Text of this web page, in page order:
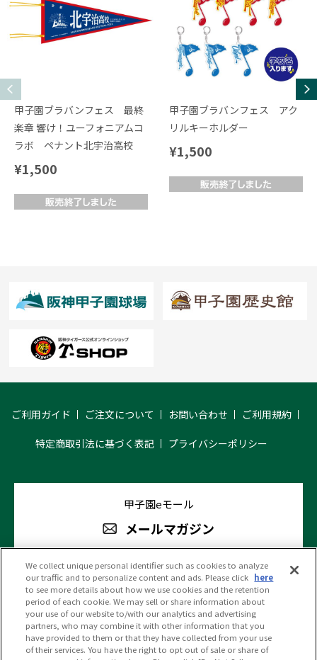
甲子園ブラバンフェス 最終
楽章 響け！ユーフォニアムコ
ラボ ペナント北宇治高校
¥1,500
甲子園ブラバンフェス アク
リルキーホルダー
¥1,500
ご利用ガイド ご注文について お問い合わせ ご利用規約
特定商取引法に基づく表記 プライバシーポリシー
甲子園eモール
メールマガジン
阪神甲子園球場 公式SNS
We collect unique personal identifier such as cookies to analyze
our traffic and to personalize content and ads. Please click here
to see more details about how we use cookies and the retention
period of each cookie. We may sell or share information about
your use of our website to/with our analytics and advertising
partners, who may combine it with other information that you
have provided to them or that they have collected from your use
of their services. You have the right to opt out of sale or share of